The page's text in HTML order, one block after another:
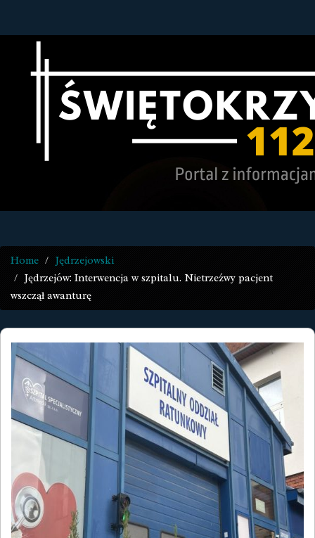
Home
Jędrzejowski
Jędrzejów: Interwencja w szpitalu. Nietrzeźwy pacjent
wszczął awanturę